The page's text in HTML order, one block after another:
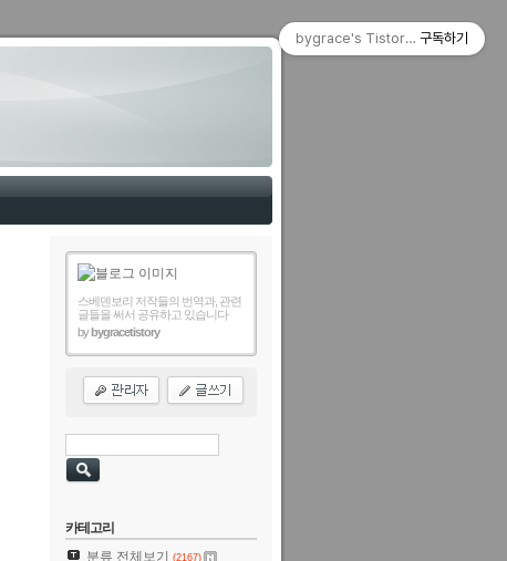
스베덴보리 저작들의 번역과, 관련
글들을 써서 공유하고 있습니다
bybygracetistory
카테고리
분류 전체보기
(2167)
bygrace's Tistory Blog
구독하기